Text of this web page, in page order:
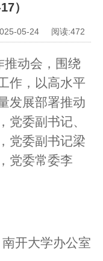
）
05-24 阅读:472
推动会，围绕
作，以高水平
发展部署推动
党委副书记、
党委副书记梁
党委常委李
南开大学办公室